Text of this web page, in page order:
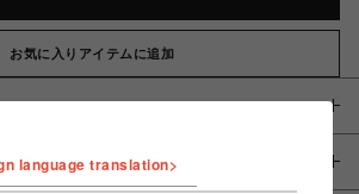
お気に入りアイテムに追加
language translation>